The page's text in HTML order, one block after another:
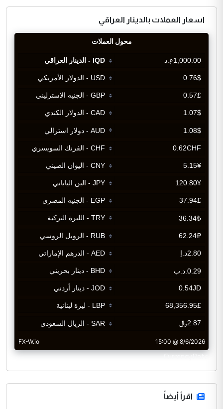
اسعار العملات بالدينار العراقي
CurrencyRate
اقرأ أيضاً